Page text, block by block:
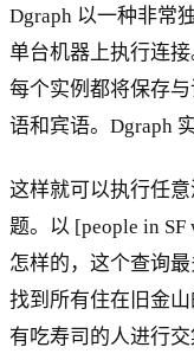
Dgraph 以一种非常
单台机器上执行连接
每个实例都将保存
语和宾语。Dgraph
这样就可以执行任
题。以 [people in
怎样的，这个查询
找到所有住在旧金
有吃寿司的人进行